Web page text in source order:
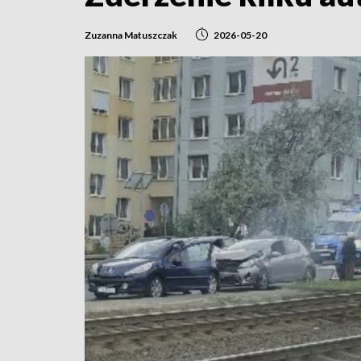
Zuzanna Matuszczak 2026-05-20